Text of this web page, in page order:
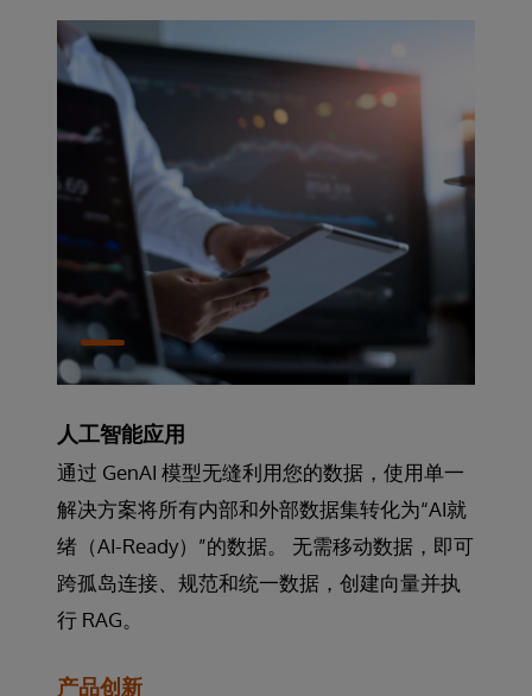
人工智能应用
通过 GenAI 模型无缝利用您的数据，使用单一
解决方案将所有内部和外部数据集转化为“AI就
绪（AI-Ready）”的数据。 无需移动数据，即可
跨孤岛连接、规范和统一数据，创建向量并执
行 RAG。
产品创新